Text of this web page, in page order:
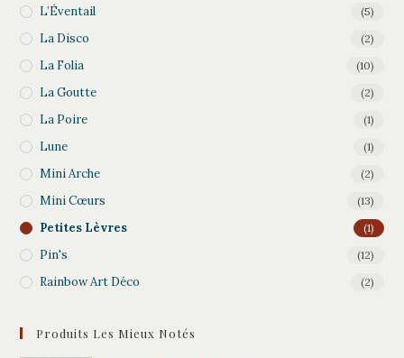
L’Éventail (5)
La Disco (2)
La Folia (10)
La Goutte (2)
La Poire (1)
Lune (1)
Mini Arche (2)
Mini Cœurs (13)
Petites Lèvres (1)
Pin's (12)
Rainbow Art Déco (2)
Produits Les Mieux Notés